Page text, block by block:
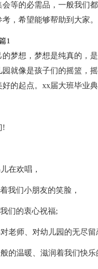
等的必需品，一般我们
，希望能够帮助到大家。
1
梦想，梦想是纯真的，
就像是孩子们的摇篮，
的起点。xx届大班毕业典
!
在欢唱，
我们小朋友的笑脸，
们的衷心祝福;
老师、对幼儿园的无尽留
的温暖、滋润着我们快乐